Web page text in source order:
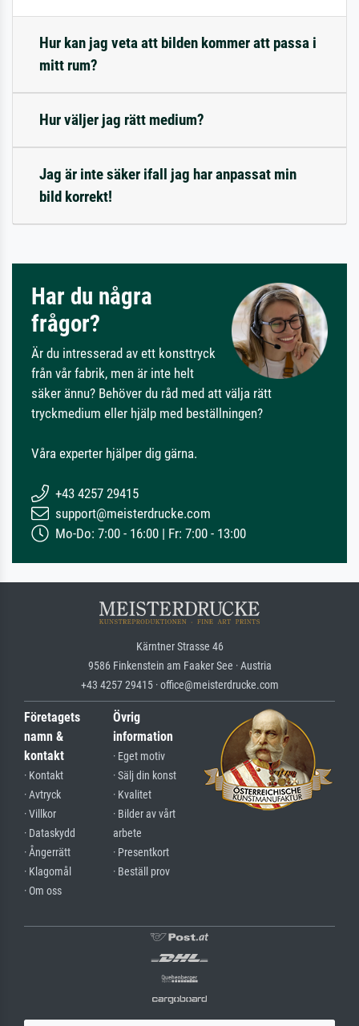
Hur kan jag veta att bilden kommer att passa i
mitt rum?
Hur väljer jag rätt medium?
Jag är inte säker ifall jag har anpassat min
bild korrekt!
Har du några
frågor?
Är du intresserad av ett konsttryck
från vår fabrik, men är inte helt
säker ännu? Behöver du råd med att välja rätt
tryckmedium eller hjälp med beställningen?
Våra experter hjälper dig gärna.
+43 4257 29415
support@meisterdrucke.com
Mo-Do: 7:00 - 16:00 | Fr: 7:00 - 13:00
Kärntner Strasse 46
9586 Finkenstein am Faaker See · Austria
+43 4257 29415 · office@meisterdrucke.com
Företagets
namn &
kontakt
· Kontakt
· Avtryck
· Villkor
· Dataskydd
· Ångerrätt
· Klagomål
· Om oss
Övrig
information
· Eget motiv
· Sälj din konst
· Kvalitet
· Bilder av vårt
arbete
· Presentkort
· Beställ prov